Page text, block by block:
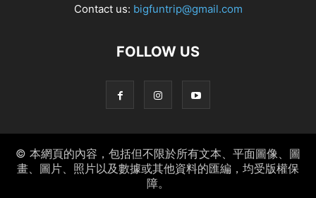
Contact us: bigfuntrip@gmail.com
FOLLOW US
© 本網頁的內容，包括但不限於所有文本、平面圖像、圖
畫、圖片、照片以及數據或其他資料的匯編，均受版權保
障。